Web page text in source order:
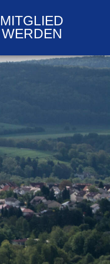
MITGLIED
WERDEN